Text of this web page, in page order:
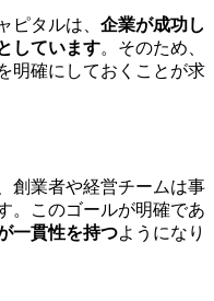
ピタルは、 企業が成功し
しています。そのため、
明確にしておくことが求
創業者や経営チームは事
。このゴールが明確であ
一貫性を持つようになり